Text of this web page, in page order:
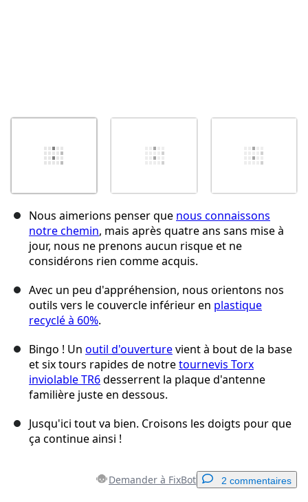
Nous aimerions penser que nous connaissons
notre chemin, mais après quatre ans sans mise à
jour, nous ne prenons aucun risque et ne
considérons rien comme acquis.
Avec un peu d'appréhension, nous orientons nos
outils vers le couvercle inférieur en plastique
recyclé à 60%.
Bingo ! Un outil d'ouverturevient à bout de la base
et six tours rapides de notretournevis Torx
inviolable TR6desserrent la plaque d'antenne
familière juste en dessous.
Jusqu'ici tout va bien. Croisons les doigts pour que
ça continue ainsi !
Demander à FixBot 2 commentaires